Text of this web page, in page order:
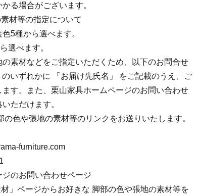
る場合がございます。
材等の指定について
5種から選べます。
選べます。
の素材などをご指定いただくため、以下のお問合せ
いずれかに 「お届け先氏名」 をご記載のうえ、ご
す。また、栗山家具ホームページのお問い合わせ
ただけます。
の色や張地の素材等のリンクをお送りいたします。
furniture.com
のお問い合わせページ
」ページからお好きな 脚部の色や張地の素材等を